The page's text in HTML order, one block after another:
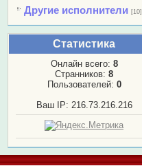
Другие исполнители [10]
Статистика
Онлайн всего: 8
Странников: 8
Пользователей: 0
Ваш IP: 216.73.216.216